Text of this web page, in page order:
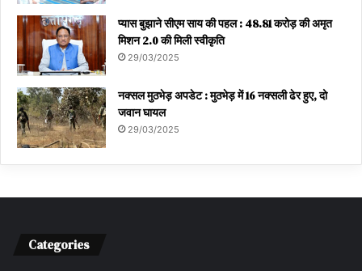
प्यास बुझाने सीएम साय की पहल : 48.81 करोड़ की अमृत
मिशन 2.0 की मिली स्वीकृति
29/03/2025
नक्सल मुठभेड़ अपडेट : मुठभेड़ में 16 नक्सली ढेर हुए, दो
जवान घायल
29/03/2025
Categories